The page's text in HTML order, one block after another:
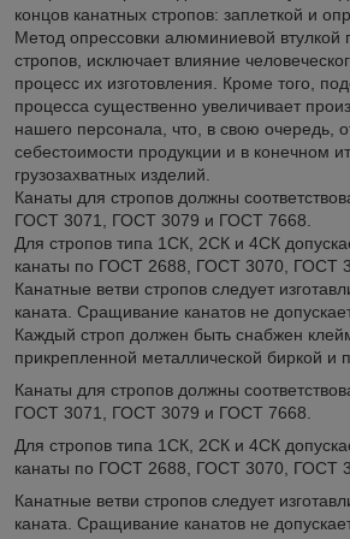
концов канатных стропов: заплеткой и
Метод опрессовки алюминиевой втулкой
стропов, исключает влияние
процесс их изготовления. Кроме того,
процесса существенно увеличивает
нашего персонала, что, в свою очередь,
себестоимости продукции и в конечном
грузозахватных изделий.
Канаты для стропов должны
ГОСТ 3071, ГОСТ 3079 и ГОСТ 7668.
Для стропов типа 1СК, 2СК и 4СК
канаты по ГОСТ 2688, ГОСТ 3070, ГОСТ
Канатные ветви стропов следует
каната. Сращивание канатов не
Каждый строп должен быть снабжен
прикрепленной металлической биркой и
Канаты для стропов должны
ГОСТ 3071, ГОСТ 3079 и ГОСТ 7668.
Для стропов типа 1СК, 2СК и 4СК
канаты по ГОСТ 2688, ГОСТ 3070, ГОСТ
Канатные ветви стропов следует
каната. Сращивание канатов не